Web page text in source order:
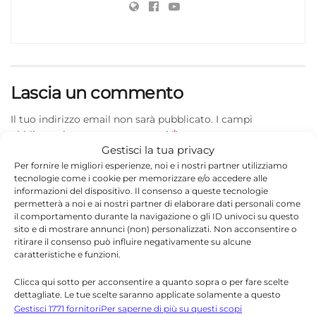
Gestisci la tua privacy
Per fornire le migliori esperienze, noi e i nostri partner utilizziamo
tecnologie come i cookie per memorizzare e/o accedere alle
informazioni del dispositivo. Il consenso a queste tecnologie
permetterà a noi e ai nostri partner di elaborare dati personali come
il comportamento durante la navigazione o gli ID univoci su questo
sito e di mostrare annunci (non) personalizzati. Non acconsentire o
ritirare il consenso può influire negativamente su alcune
caratteristiche e funzioni.
Clicca qui sotto per acconsentire a quanto sopra o per fare scelte
dettagliate. Le tue scelte saranno applicate solamente a questo
sito. È possibile modificare le impostazioni in qualsiasi momento,
Gestisci 1771 fornitoriPer saperne di più su questi scopi
Lascia un commento
Il tuo indirizzo email non sarà pubblicato. I campi
obbligatori sono contrassegnati *
Commento *